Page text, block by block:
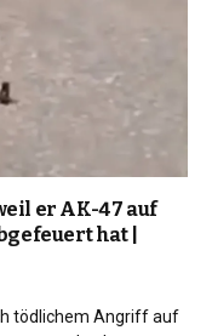
er AK-47 auf
hat |